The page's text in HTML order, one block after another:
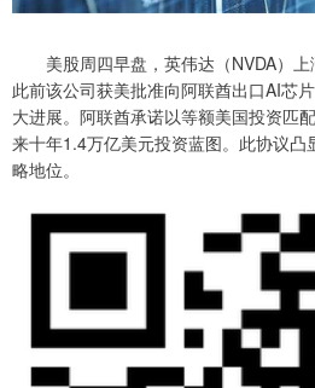
美股周四早盘，英伟达（NVDA）上
此前该公司获美批准向阿联酋出口AI芯
大进展。阿联酋承诺以等额美国投资匹
来十年1.4万亿美元投资蓝图。此协议
略地位。